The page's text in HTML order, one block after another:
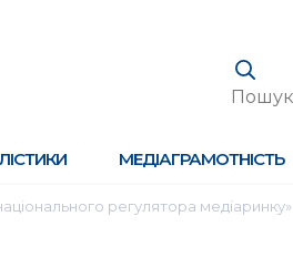
МЕДІАГРАМОТНІСТЬ
регулятора медіаринку»